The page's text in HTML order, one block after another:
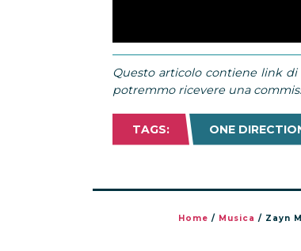
Questo articolo contiene link
potremmo ricevere una
TAGS: ONE
Home / Musica / Zayn